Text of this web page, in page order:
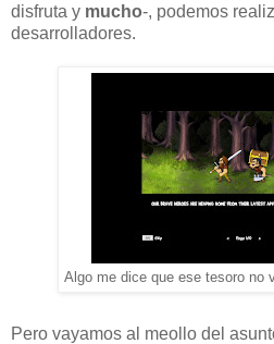
disfruta y mucho-, podemos
desarrolladores.
Algo me dice que ese tesoro no
Pero vayamos al meollo del